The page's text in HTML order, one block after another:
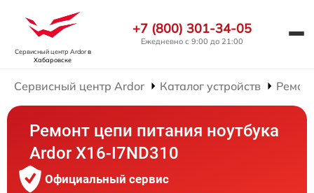
Сервисный центр Ardorв
Хабаровске
+7 (800) 301-34-05
Ежедневно с 9:00 до 21:00
Сервисный центр Ardor Каталог устройств
Ремонт цепи питания ноутбука
Ardor X16-I7ND310
Официальный сервис